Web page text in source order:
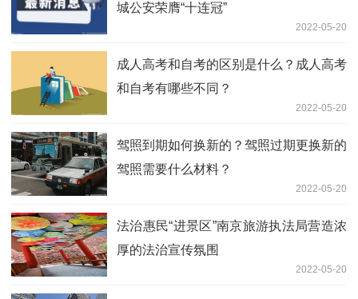
城公安荣膺“十连冠”
2022-05-20
成人高考和自考的区别是什么？成人高考
和自考有哪些不同？
2022-05-20
驾照到期如何换新的？驾照过期更换新的
驾照需要什么材料？
2022-05-20
法治惠民“进景区”南京旅游执法局营造浓
厚的法治宣传氛围
2022-05-20